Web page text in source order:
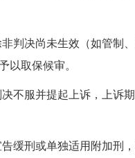
判决尚未生效（如管制
取保候审。
不服并提起上诉，上诉
缓刑或单独适用附加刑